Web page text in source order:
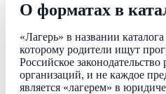
О форматах в
«Лагерь» в названии
которому родители ищут
Российское законодательство
организаций, и не каждое
является «лагерем» в